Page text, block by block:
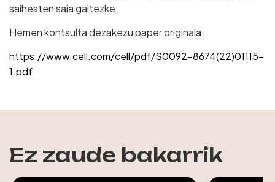
saihesten saia gaitezke.
Hemen kontsulta dezakezu paper originala:
https://www.cell.com/cell/pdf/S0092-8674(22)01115-
1.pdf
Ez zaude bakarrik